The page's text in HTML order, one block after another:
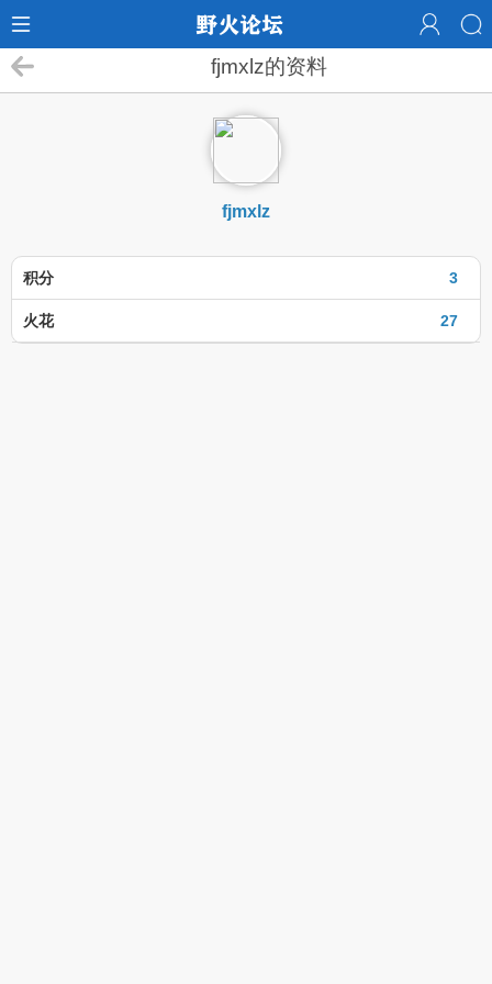
fjmxlz的资料
fjmxlz
3
积分
27
火花